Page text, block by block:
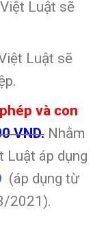
Luật sẽ
Luật sẽ
và con
VND.Nhằm
Luật áp dụng
(áp dụng từ
2021).